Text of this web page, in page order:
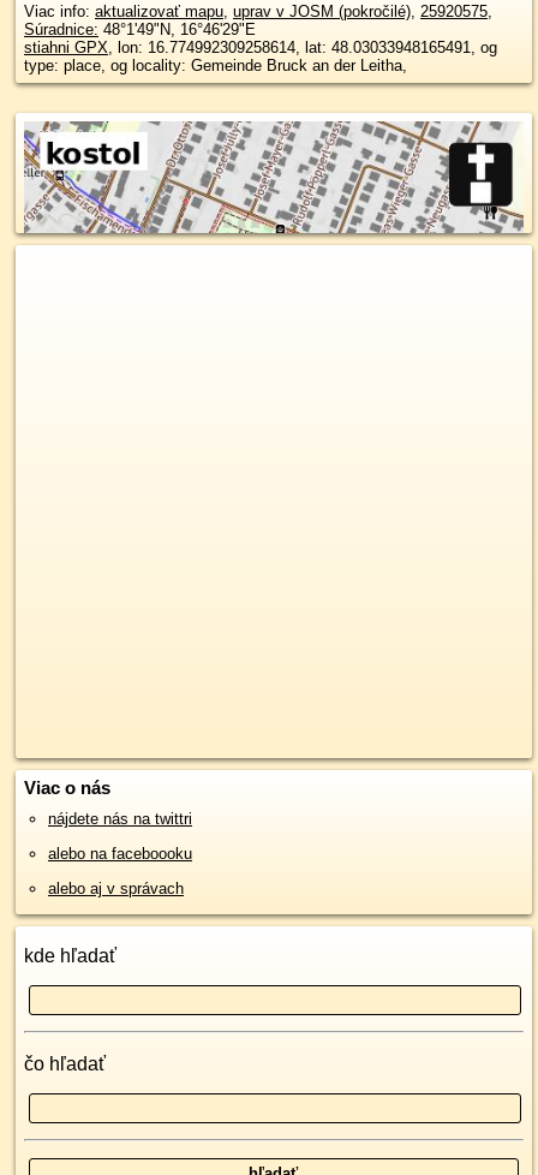
Viac info: aktualizovať mapu, uprav v JOSM (pokročilé), 25920575,
Súradnice: 48°1'49"N, 16°46'29"E
stiahni GPX, lon: 16.774992309258614, lat: 48.03033948165491, og
type: place, og locality: Gemeinde Bruck an der Leitha,
Viac o nás
nájdete nás na twittri
alebo na faceboooku
alebo aj v správach
kde hľadať
čo hľadať